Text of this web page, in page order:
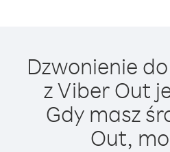
Dzwonienie
z Viber Out
Gdy masz
Out,